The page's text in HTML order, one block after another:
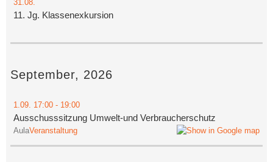
31.08.
11. Jg. Klassenexkursion
September, 2026
1.09. 17:00 - 19:00
Ausschusssitzung Umwelt-und Verbraucherschutz
AulaVeranstaltung